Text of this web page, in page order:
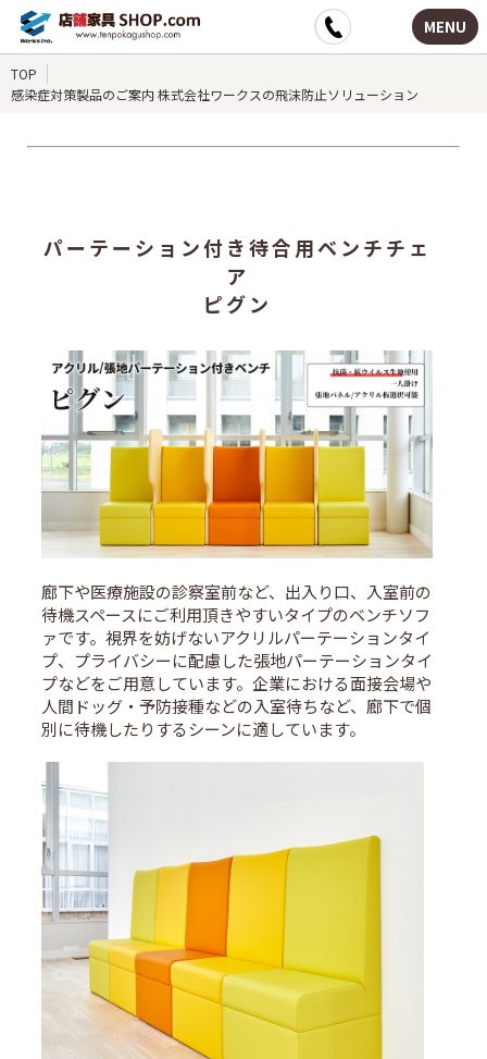
MENU
TOP
感染症対策製品のご案内 株式会社ワークスの飛沫防止ソリューション
パーテーション付き待合用ベンチチェ
ア
ピグン
廊下や医療施設の診察室前など、出入り口、入室前の
待機スペースにご利用頂きやすいタイプのベンチソフ
ァです。視界を妨げないアクリルパーテーションタイ
プ、プライバシーに配慮した張地パーテーションタイ
プなどをご用意しています。企業における面接会場や
人間ドッグ・予防接種などの入室待ちなど、廊下で個
別に待機したりするシーンに適しています。